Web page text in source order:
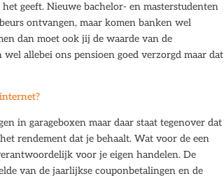
geeft. Nieuwe bachelor- en masterstudenten
ontvangen, maar komen banken wel
dan moet ook jij de waarde van de
allebei ons pensioen goed verzorgd maar dat
in garageboxen maar daar staat tegenover dat
rendement dat je behaalt. Wat voor de een
voor je eigen handelen. De
van de jaarlijkse couponbetalingen en de